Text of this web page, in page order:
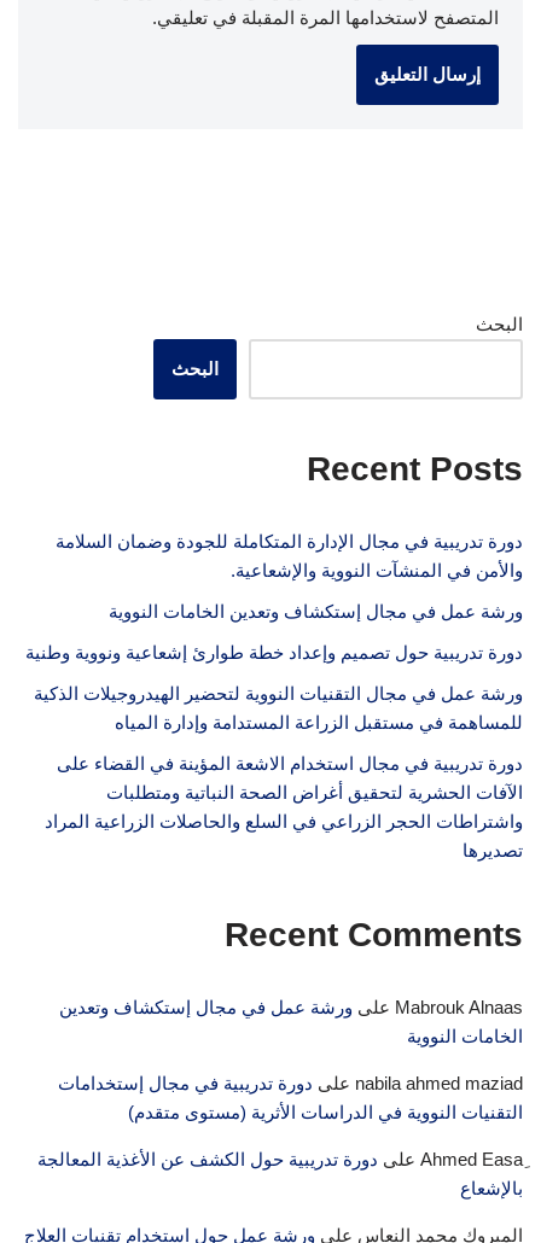
المتصفح لاستخدامها المرة المقبلة في تعليقي.
البحث
البحث
Recent Posts
دورة تدريبية في مجال الإدارة المتكاملة للجودة وضمان السلامة
والأمن في المنشآت النووية والإشعاعية.
ورشة عمل في مجال إستكشاف وتعدين الخامات النووية
دورة تدريبية حول تصميم وإعداد خطة طوارئ إشعاعية ونووية وطنية
ورشة عمل في مجال التقنيات النووية لتحضير الهيدروجيلات الذكية
للمساهمة في مستقبل الزراعة المستدامة وإدارة المياه
دورة تدريبية في مجال استخدام الاشعة المؤينة في القضاء على
الآفات الحشرية لتحقيق أغراض الصحة النباتية ومتطلبات
واشتراطات الحجر الزراعي في السلع والحاصلات الزراعية المراد
تصديرها
Recent Comments
Mabrouk Alnaas على ورشة عمل في مجال إستكشاف وتعدين
الخامات النووية
nabila ahmed maziad على دورة تدريبية في مجال إستخدامات
التقنيات النووية في الدراسات الأثرية (مستوى متقدم)
على دورة تدريبية حول الكشف عن الأغذية المعالجة
بالإشعاع
المبروك محمد النعاس على ورشة عمل حول استخدام تقنيات العلاج